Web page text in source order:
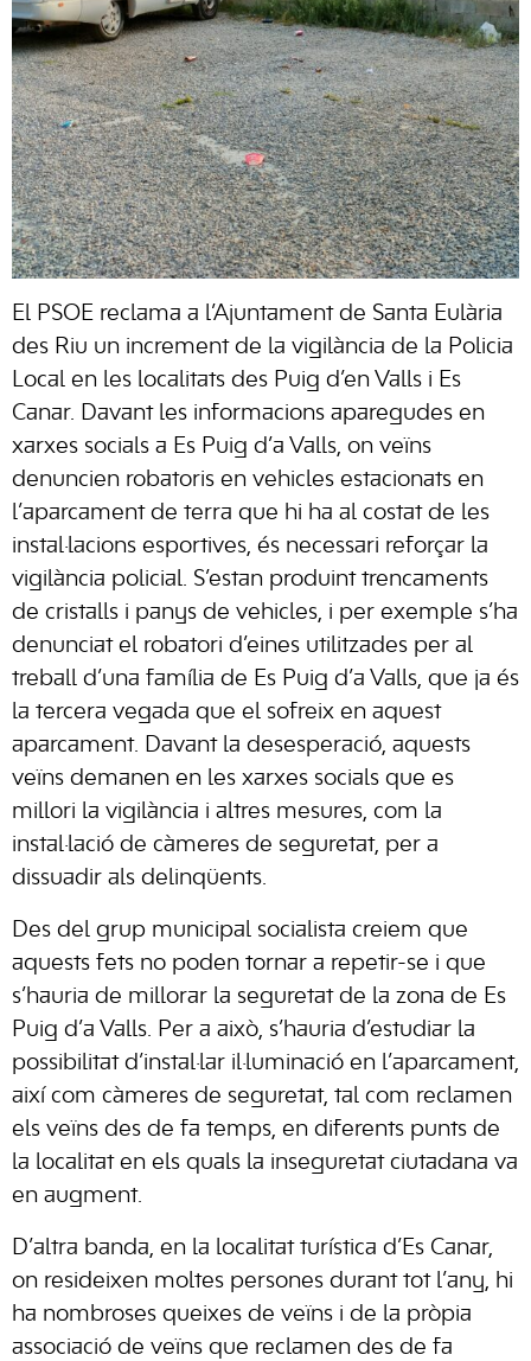
El PSOE reclama a l’Ajuntament de Santa Eulària
des Riu un increment de la vigilància de la Policia
Local en les localitats des Puig d’en Valls i Es
Canar. Davant les informacions aparegudes en
xarxes socials a Es Puig d’a Valls, on veïns
denuncien robatoris en vehicles estacionats en
l’aparcament de terra que hi ha al costat de les
instal·lacions esportives, és necessari reforçar la
vigilància policial. S’estan produint trencaments
de cristalls i panys de vehicles, i per exemple s’ha
denunciat el robatori d’eines utilitzades per al
treball d’una família de Es Puig d’a Valls, que ja és
la tercera vegada que el sofreix en aquest
aparcament. Davant la desesperació, aquests
veïns demanen en les xarxes socials que es
millori la vigilància i altres mesures, com la
instal·lació de càmeres de seguretat, per a
dissuadir als delinqüents.
Des del grup municipal socialista creiem que
aquests fets no poden tornar a repetir-se i que
s’hauria de millorar la seguretat de la zona de Es
Puig d’a Valls. Per a això, s’hauria d’estudiar la
possibilitat d’instal·lar il·luminació en l’aparcament,
així com càmeres de seguretat, tal com reclamen
els veïns des de fa temps, en diferents punts de
la localitat en els quals la inseguretat ciutadana va
en augment.
D’altra banda, en la localitat turística d’Es Canar,
on resideixen moltes persones durant tot l’any, hi
ha nombroses queixes de veïns i de la pròpia
associació de veïns que reclamen des de fa